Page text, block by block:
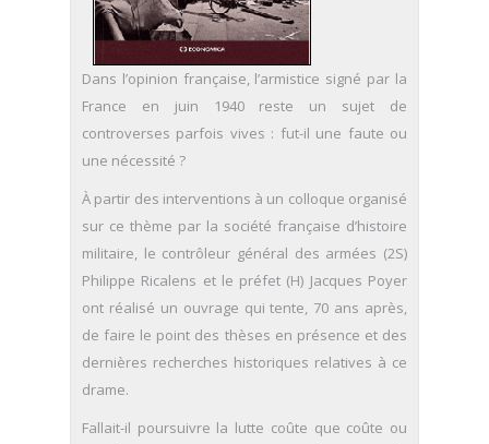
Dans l’opinion française, l’armistice signé par la
France en juin 1940 reste un sujet de
controverses parfois vives : fut-il une faute ou
une nécessité ?
À partir des interventions à un colloque organisé
sur ce thème par la société française d’histoire
militaire, le contrôleur général des armées (2S)
Philippe Ricalens et le préfet (H) Jacques Poyer
ont réalisé un ouvrage qui tente, 70 ans après,
de faire le point des thèses en présence et des
dernières recherches historiques relatives à ce
drame.
Fallait-il poursuivre la lutte coûte que coûte ou